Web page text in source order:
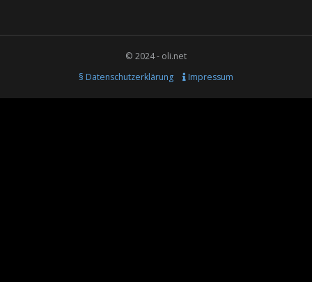
© 2024 - oli.net
§ Datenschutzerklärung
Impressum